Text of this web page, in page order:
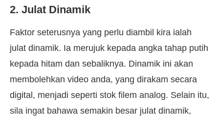
2. Julat Dinamik
Faktor seterusnya yang perlu diambil kira ialah
julat dinamik. Ia merujuk kepada angka tahap putih
kepada hitam dan sebaliknya. Dinamik ini akan
membolehkan video anda, yang dirakam secara
digital, menjadi seperti stok filem analog. Selain itu,
sila ingat bahawa semakin besar julat dinamik,